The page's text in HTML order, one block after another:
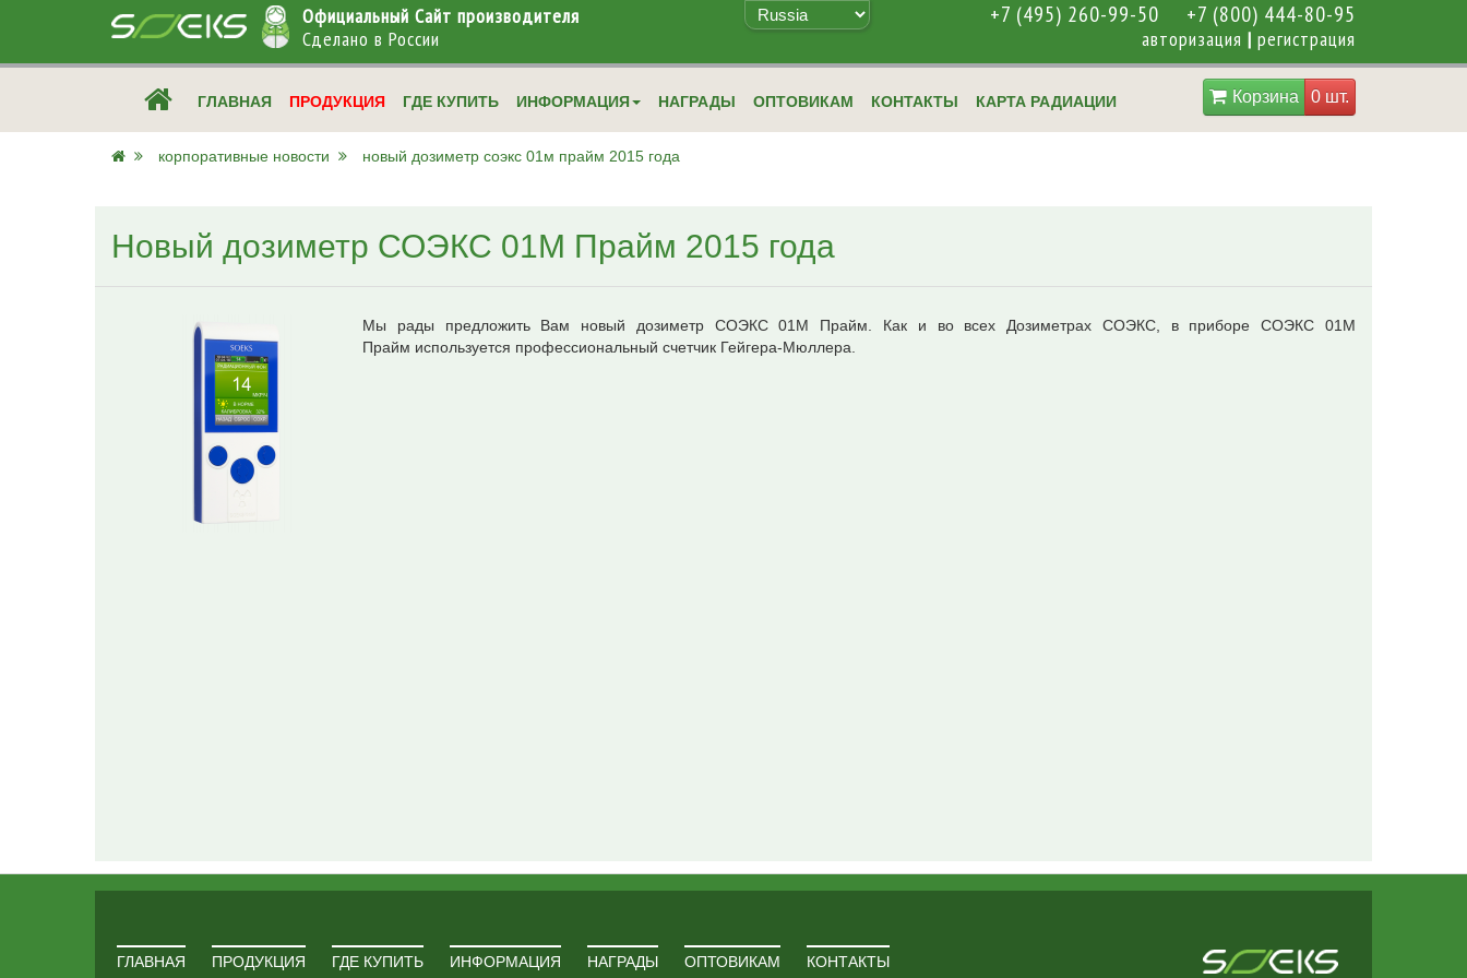
Официальный Cайт производителя
Сделано в России
+7 (495) 260-99-50 +7 (800) 444-80-95
авторизация | регистрация
ГЛАВНАЯ ПРОДУКЦИЯ ГДЕ КУПИТЬ ИНФОРМАЦИЯ НАГРАДЫ ОПТОВИКАМ КОНТАКТЫ КАРТА РАДИАЦИИ Корзина 0 шт.
корпоративные новости новый дозиметр соэкс 01м прайм 2015 года
Новый дозиметр СОЭКС 01М Прайм 2015 года
Мы рады предложить Вам новый дозиметр СОЭКС 01М Прайм. Как и во всех Дозиметрах СОЭКС, в приборе СОЭКС 01М
Прайм используется профессиональный счетчик Гейгера-Мюллера.
ГЛАВНАЯ ПРОДУКЦИЯ ГДЕ КУПИТЬ ИНФОРМАЦИЯ НАГРАДЫ ОПТОВИКАМ КОНТАКТЫ